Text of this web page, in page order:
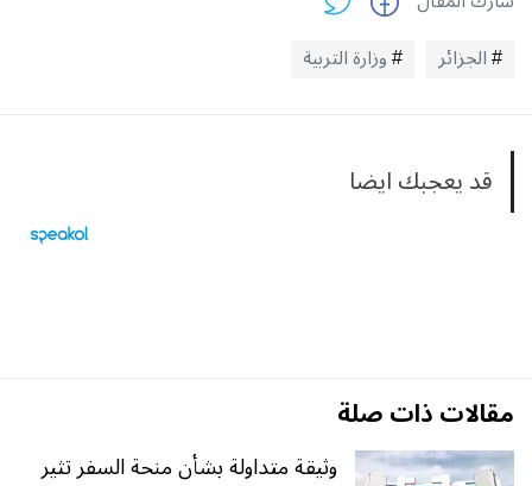
الجزائر
وزارة التربية
قد يعجبك ايضا
مقالات ذات صلة
وثيقة متداولة بشأن منحة السفر تثير